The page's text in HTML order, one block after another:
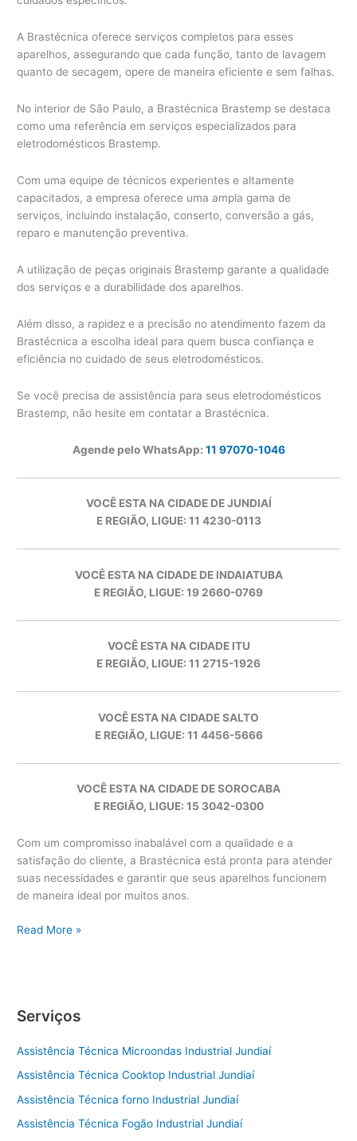
A Brastécnica oferece serviços completos para esses
aparelhos, assegurando que cada função, tanto de lavagem
quanto de secagem, opere de maneira eficiente e sem falhas.
No interior de São Paulo, a Brastécnica Brastemp se destaca
como uma referência em serviços especializados para
eletrodomésticos Brastemp.
Com uma equipe de técnicos experientes e altamente
capacitados, a empresa oferece uma ampla gama de
serviços, incluindo instalação, conserto, conversão a gás,
reparo e manutenção preventiva.
A utilização de peças originais Brastemp garante a qualidade
dos serviços e a durabilidade dos aparelhos.
Além disso, a rapidez e a precisão no atendimento fazem da
Brastécnica a escolha ideal para quem busca confiança e
eficiência no cuidado de seus eletrodomésticos.
Se você precisa de assistência para seus eletrodomésticos
Brastemp, não hesite em contatar a Brastécnica.
Agende pelo WhatsApp: 11 97070-1046
VOCÊ ESTA NA CIDADE DE JUNDIAÍ
E REGIÃO, LIGUE: 11 4230-0113
VOCÊ ESTA NA CIDADE DE INDAIATUBA
E REGIÃO, LIGUE: 19 2660-0769
VOCÊ ESTA NA CIDADE ITU
E REGIÃO, LIGUE: 11 2715-1926
VOCÊ ESTA NA CIDADE SALTO
E REGIÃO, LIGUE: 11 4456-5666
VOCÊ ESTA NA CIDADE DE SOROCABA
E REGIÃO, LIGUE: 15 3042-0300
Com um compromisso inabalável com a qualidade e a
satisfação do cliente, a Brastécnica está pronta para atender
suas necessidades e garantir que seus aparelhos funcionem
de maneira ideal por muitos anos.
Brastemp
Read More »
Serviços
Assistência Técnica Microondas Industrial Jundiaí
Assistência Técnica Cooktop Industrial Jundiaí
Assistência Técnica forno Industrial Jundiaí
Assistência Técnica Fogão Industrial Jundiaí